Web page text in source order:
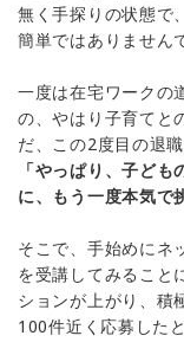
無く手探りの状態で
簡単ではありません
一度は在宅ワークの
の、やはり子育てと
だ、この2度目の退
「やっぱり、子ど
に、もう一度本気で
そこで、手始めにネ
を受講してみること
ションが上がり、積
100件近く応募した